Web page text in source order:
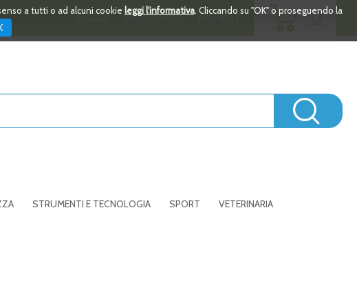
a tutti o ad alcuni cookie leggi l'informativa. Cliccando su "OK" o proseguendo la
ACCEDI REGISTRATI WISHLIST 0
ARTICOLI
STRUMENTI E TECNOLOGIA SPORT VETERINARIA